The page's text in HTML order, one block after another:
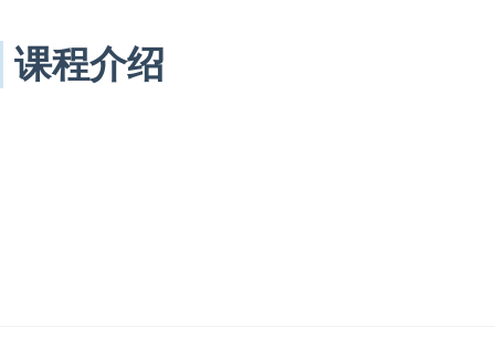
课程介绍